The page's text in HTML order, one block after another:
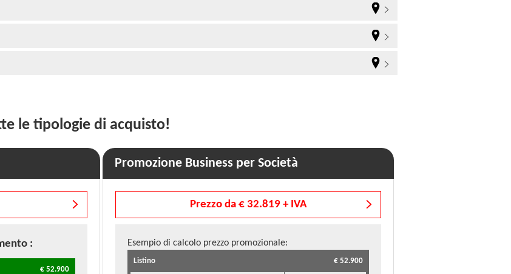
le tipologie di acquisto!
:
€ 52.900
Promozione Business per Società
Prezzo da € 32.819 + IVA
Esempio di calcolo prezzo promozionale:
Listino € 52.900